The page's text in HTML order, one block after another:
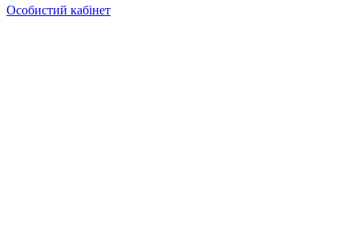
Особистий кабінет